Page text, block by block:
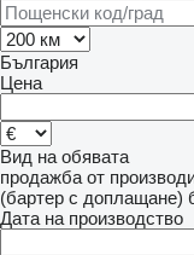
България
Цена
Вид на обявата
продажба от
(бартер с доплащане)
Дата на производство